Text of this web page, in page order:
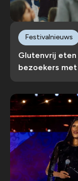
Glutenvrij
bezoekers
Festivalnieuws